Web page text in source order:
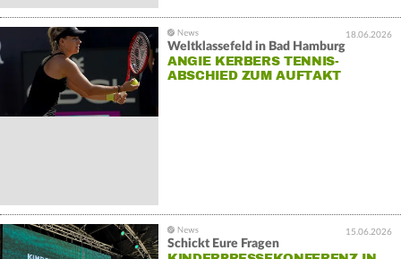
18.06.2026
Weltklassefeld in Bad Hamburg
ANGIE KERBERS TENNIS-
ABSCHIED ZUM AUFTAKT
15.06.2026
Schickt Eure Fragen